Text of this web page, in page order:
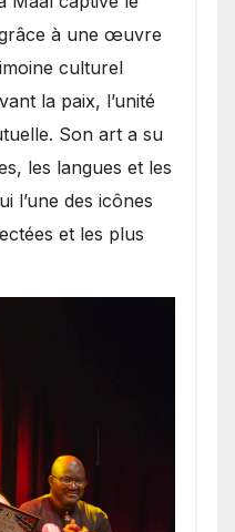
à une œuvre
culturel
la paix, l’unité
Son art a su
les langues et les
l’une des icônes
et les plus